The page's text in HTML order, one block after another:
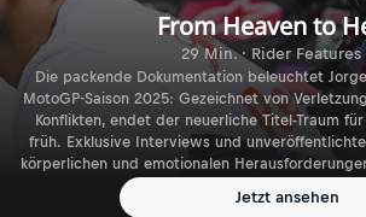
From Heaven to
29 Min. · Rider Features
Die packende Dokumentation beleuchtet
MotoGP-Saison 2025: Gezeichnet von
Konflikten, endet der neuerliche Titel-Traum
früh. Exklusive Interviews und
körperlichen und emotionalen
die Vertrags-Streitigkeiten mit Aprilia hinter
Fassung)
Jetzt ansehen